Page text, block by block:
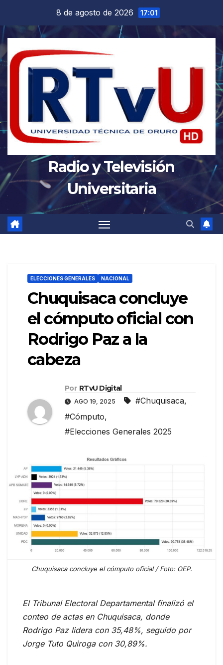
contenido
8 de agosto de 2026 17:01
Radio y Televisión
Universitaria
ELECCIONES GENERALES NACIONAL
Chuquisaca concluye
el cómputo oficial con
Rodrigo Paz a la
cabeza
Por RTvU Digital
AGO 19, 2025 #Chuquisaca,
#Cómputo,
#Elecciones Generales 2025
Chuquisaca concluye el cómputo oficial / Foto: OEP.
El Tribunal Electoral Departamental finalizó el
conteo de actas en Chuquisaca, donde
Rodrigo Paz lidera con 35,48%, seguido por
Jorge Tuto Quiroga con 30,89%.